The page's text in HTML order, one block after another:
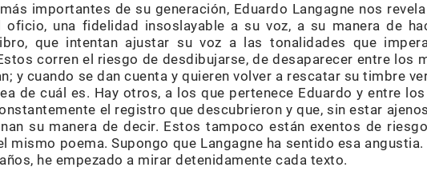
importantes de su generación, Eduardo Langagne nos
oficio, una fidelidad insoslayable a su voz, a su manera de
que intentan ajustar su voz a las tonalidades que
corren el riesgo de desdibujarse, de desaparecer entre los
y cuando se dan cuenta y quieren volver a rescatar su timbre
de cuál es. Hay otros, a los que pertenece Eduardo y entre
el registro que descubrieron y que, sin estar
su manera de decir. Estos tampoco están exentos de
mismo poema. Supongo que Langagne ha sentido esa angustia.
he empezado a mirar detenidamente cada texto.